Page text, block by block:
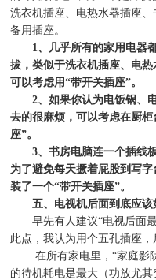
洗衣机插座、电热水器插座
备用插座。
1、几乎所有的家用电器
拔，类似于洗衣机插座、电
可以考虑用“带开关插座”。
2、如果你认为电饭锅、
去的很麻烦，可以考虑在厨
座”。
3、书房电脑连一个插线
为了避免每天撅着屁股到写
装了一个“带开关插座”。
五、电视机后面到底应该
早先有人建议“电视后面
此点，我认为用个五孔插座，
在所有家电里，“家庭影
的待机耗电是最大（功放尤